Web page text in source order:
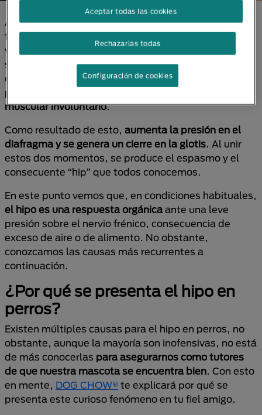
A la altura del cuello del perro encontramos elnervio
frénico, mismo que se ramifica en tres, y está
vinculado con partes importantes del diafragma,
siendo clave para la respiración. Cuando se presiona
esta parte del organismo canino (con aire o comida,
por ejemplo), se genera
muscular involuntario.
Como resultado de esto, aumenta la presión en el
diafragma y se genera un cierre en la glotis. Al unir
estos dos momentos, se produce el espasmo y el
consecuente “hip” que todos conocemos.
En este punto vemos que, en condiciones habituales,
el hipo es una respuesta orgánica ante una leve
presión sobre el nervio frénico, consecuencia de
exceso de aire o de alimento. No obstante,
conozcamos las causas más recurrentes a
continuación.
¿Por qué se presenta el hipo en
perros?
Existen múltiples causas para el hipo en perros, no
obstante, aunque la mayoría son inofensivas, no está
de más conocerlas para asegurarnos como tutores
de que nuestra mascota se encuentra bien. Con esto
en mente, DOG CHOW® te explicará por qué se
presenta este curioso fenómeno en tu fiel amigo.
Rechazarlas todas
Aceptar todas las cookies
Configuración de cookies